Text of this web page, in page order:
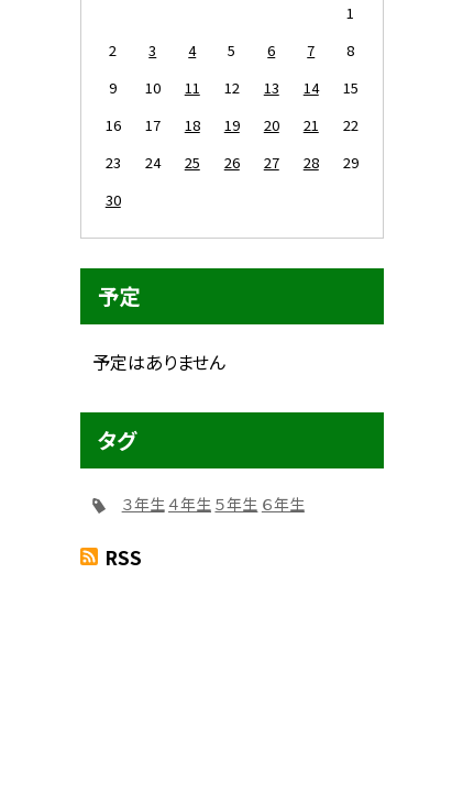
1
2
3 4 5 6 7
8
9
10 11 12 13 14
15
16
17 18 19 20 21
22
23
24 25 26 27 28
29
30
予定
予定はありません
タグ
３年生４年生 ５年生 ６年生
RSS